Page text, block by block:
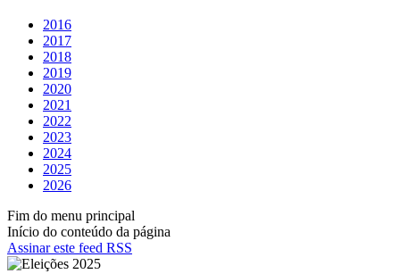
2016
2017
2018
2019
2020
2021
2022
2023
2024
2025
2026
Fim do menu principal
Início do conteúdo da página
Assinar este feed RSS